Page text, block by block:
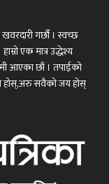
खवरदारी गर्छौ । स्वच्छ
हाम्रो एक मात्र उद्धेश्य
आएका छौं । तपाईको
होस्,अरु सवैको जय होस्